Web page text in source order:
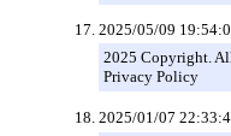
2025/05/09
2025 Copyright.
Privacy Policy
2025/01/07